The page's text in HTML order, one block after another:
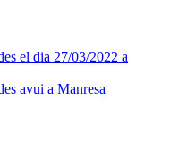
el dia 27/03/2022 a
avui a Manresa